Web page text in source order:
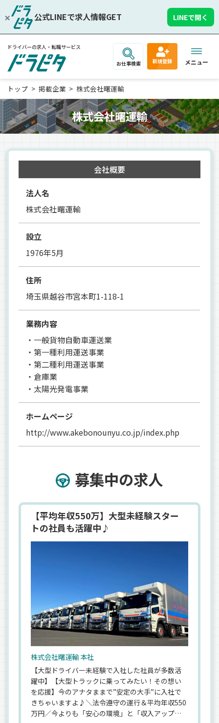
公式LINEで求人情報GET LINEで開く
ドライバーの求人・転職サービス
お仕事検索 新規登録 メニュー
トップ 掲載企業 株式会社曙運輸
株式会社曙運輸
会社概要
法人名
株式会社曙運輸
設立
1976年5月
住所
埼玉県越谷市宮本町1-118-1
業務内容
・一般貨物自動車運送業
・第一種利用運送事業
・第二種利用運送事業
・倉庫業
・太陽光発電事業
ホームページ
http://www.akebonounyu.co.jp/index.php
募集中の求人
【平均年収550万】大型未経験スター
トの社員も活躍中♪
株式会社曙運輸 本社
【大型ドライバー未経験で入社した社員が多数活
躍中】【大型トラックに乗ってみたい！その想い
を応援】今のアナタままで”安定の大手”に入社で
きちゃいますよ♪＼法令遵守の運行＆平均年収550
万円／今よりも「安心の環境」と「収入アップ」